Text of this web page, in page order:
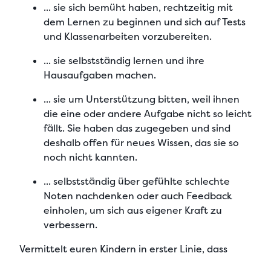
... sie sich bemüht haben, rechtzeitig mit
dem Lernen zu beginnen und sich auf Tests
und Klassenarbeiten vorzubereiten.
... sie selbstständig lernen und ihre
Hausaufgaben machen.
... sie um Unterstützung bitten, weil ihnen
die eine oder andere Aufgabe nicht so leicht
fällt. Sie haben das zugegeben und sind
deshalb offen für neues Wissen, das sie so
noch nicht kannten.
... selbstständig über gefühlte schlechte
Noten nachdenken oder auch Feedback
einholen, um sich aus eigener Kraft zu
verbessern.
Vermittelt euren Kindern in erster Linie, dass